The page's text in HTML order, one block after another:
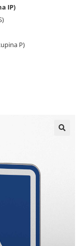
IP)
P)